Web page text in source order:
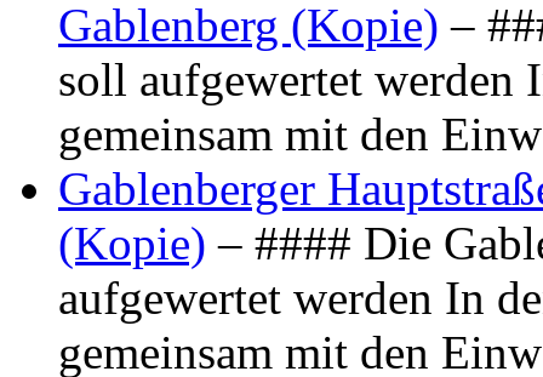
Gablenberg (Kopie) –
soll aufgewertet werden
gemeinsam mit den
Gablenberger
(Kopie) – #### Die
aufgewertet werden In
gemeinsam mit den